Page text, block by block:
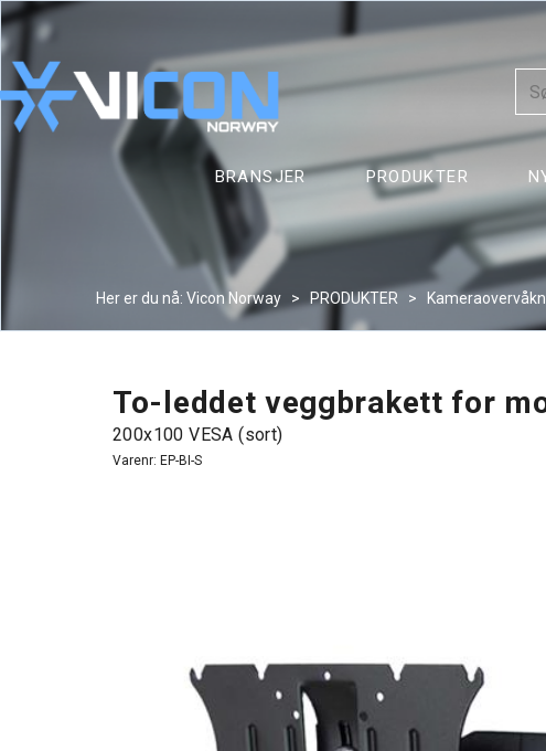
BRANSJER PRODUKTER
Her er du nå: Vicon Norway > PRODUKTER >
To-leddet veggbrakett for
200x100 VESA (sort)
Varenr: EP-BI-S